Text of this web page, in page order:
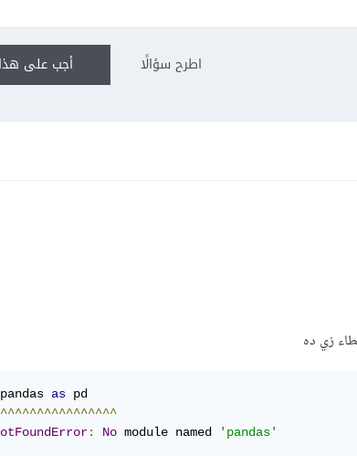
أجب على اطرح سؤالًا
زي ده
pandas as pd
: No module named 'pandas'